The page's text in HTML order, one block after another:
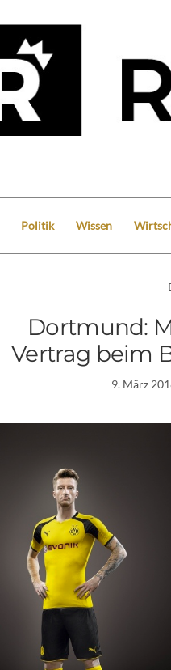
Politik Wissen
Dortmund:
Vertrag beim
9. März